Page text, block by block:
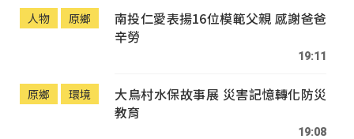
人物 原鄉
南投仁愛表揚16位模範父親 感謝爸爸
辛勞
19:11
原鄉 環境
大鳥村水保故事展 災害記憶轉化防災
教育
19:08